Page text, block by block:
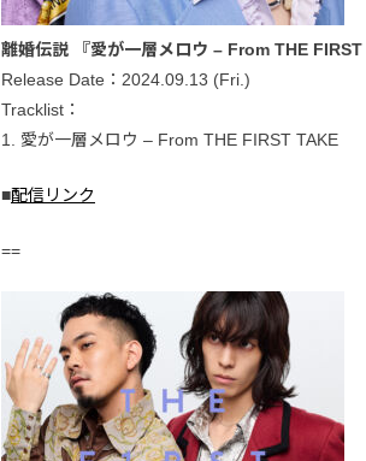
離婚伝説 『愛が一層メロウ – From THE FIRST
Release Date：2024.09.13 (Fri.)
Tracklist：
1. 愛が一層メロウ – From THE FIRST TAKE
■配信リンク
==